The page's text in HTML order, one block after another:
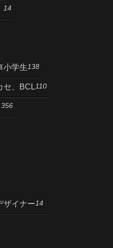
14
小学生138
セ、BCL110
356
ザイナー14